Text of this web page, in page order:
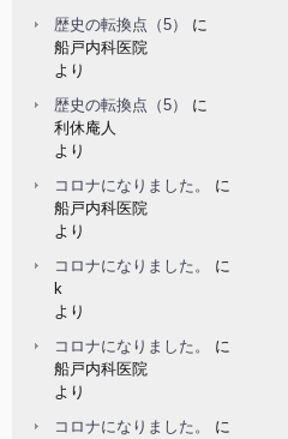
歴史の転換点（5）
に
船戸内科医院
より
歴史の転換点（5）
に
利休庵人
より
コロナになりました。
に
船戸内科医院
より
コロナになりました。
に
k
より
コロナになりました。
に
船戸内科医院
より
コロナになりました。
に